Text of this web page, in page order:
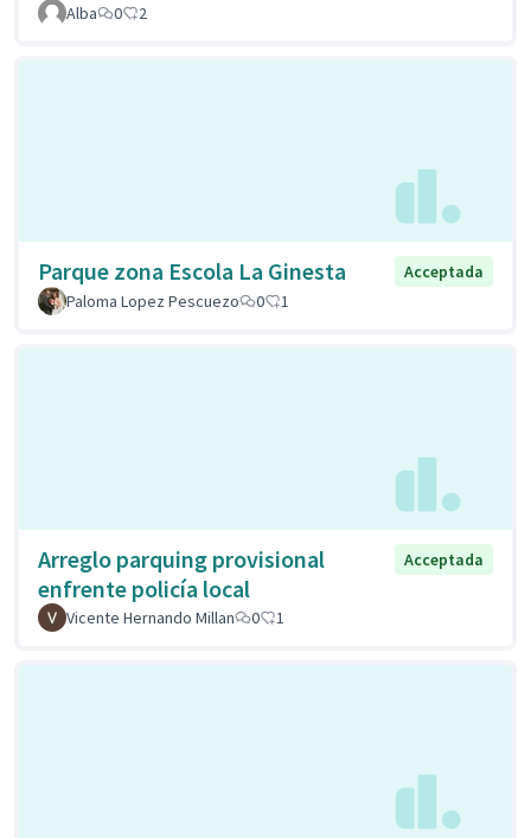
Alba 0 2
Parque zona Escola La Ginesta
Acceptada
Paloma Lopez Pescuezo
0 1
Arreglo parquing provisional
enfrente policía local
Acceptada
Vicente Hernando Millan 0 1